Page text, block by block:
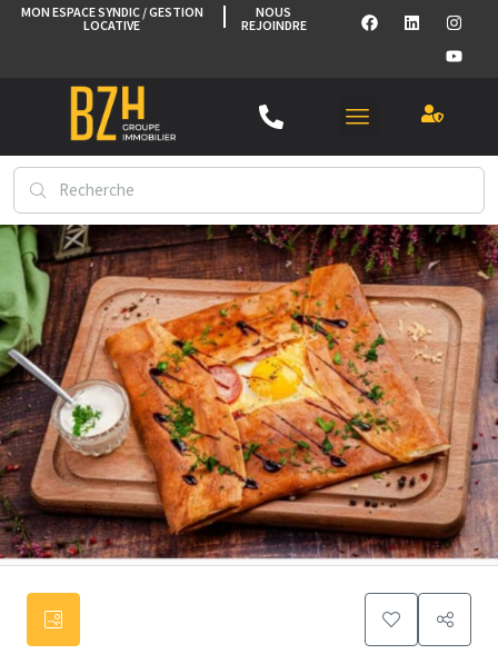
MON ESPACE SYNDIC / GESTION
LOCATIVE
NOUS
REJOINDRE